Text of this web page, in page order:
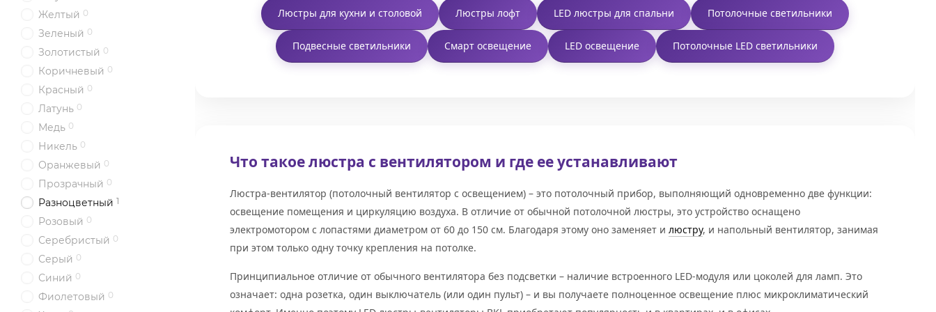
Люстры для кухни и столовой Люстры лофт LED люстры для спальни Потолочные светильники
Подвесные светильники Смарт освещение LED освещение Потолочные LED светильники
Что такое люстра с вентилятором и где ее устанавливают
Люстра-вентилятор (потолочный вентилятор с освещением) – это потолочный прибор, выполняющий одновременно две функции:
освещение помещения и циркуляцию воздуха. В отличие от обычной потолочной люстры, это устройство оснащено
электромотором с лопастями диаметром от 60 до 150 см. Благодаря этому оно заменяет и люстру, и напольный вентилятор, занимая
при этом только одну точку крепления на потолке.
Принципиальное отличие от обычного вентилятора без подсветки – наличие встроенного LED-модуля или цоколей для ламп. Это
означает: одна розетка, один выключатель (или один пульт) – и вы получаете полноценное освещение плюс микроклиматический
Желтый 0
Зеленый 0
Золотистый 0
Коричневый 0
Красный 0
Латунь 0
Медь 0
Никель 0
Оранжевый 0
Прозрачный 0
Разноцветный 1
Розовый 0
Серебристый 0
Серый 0
Синий 0
Фиолетовый 0